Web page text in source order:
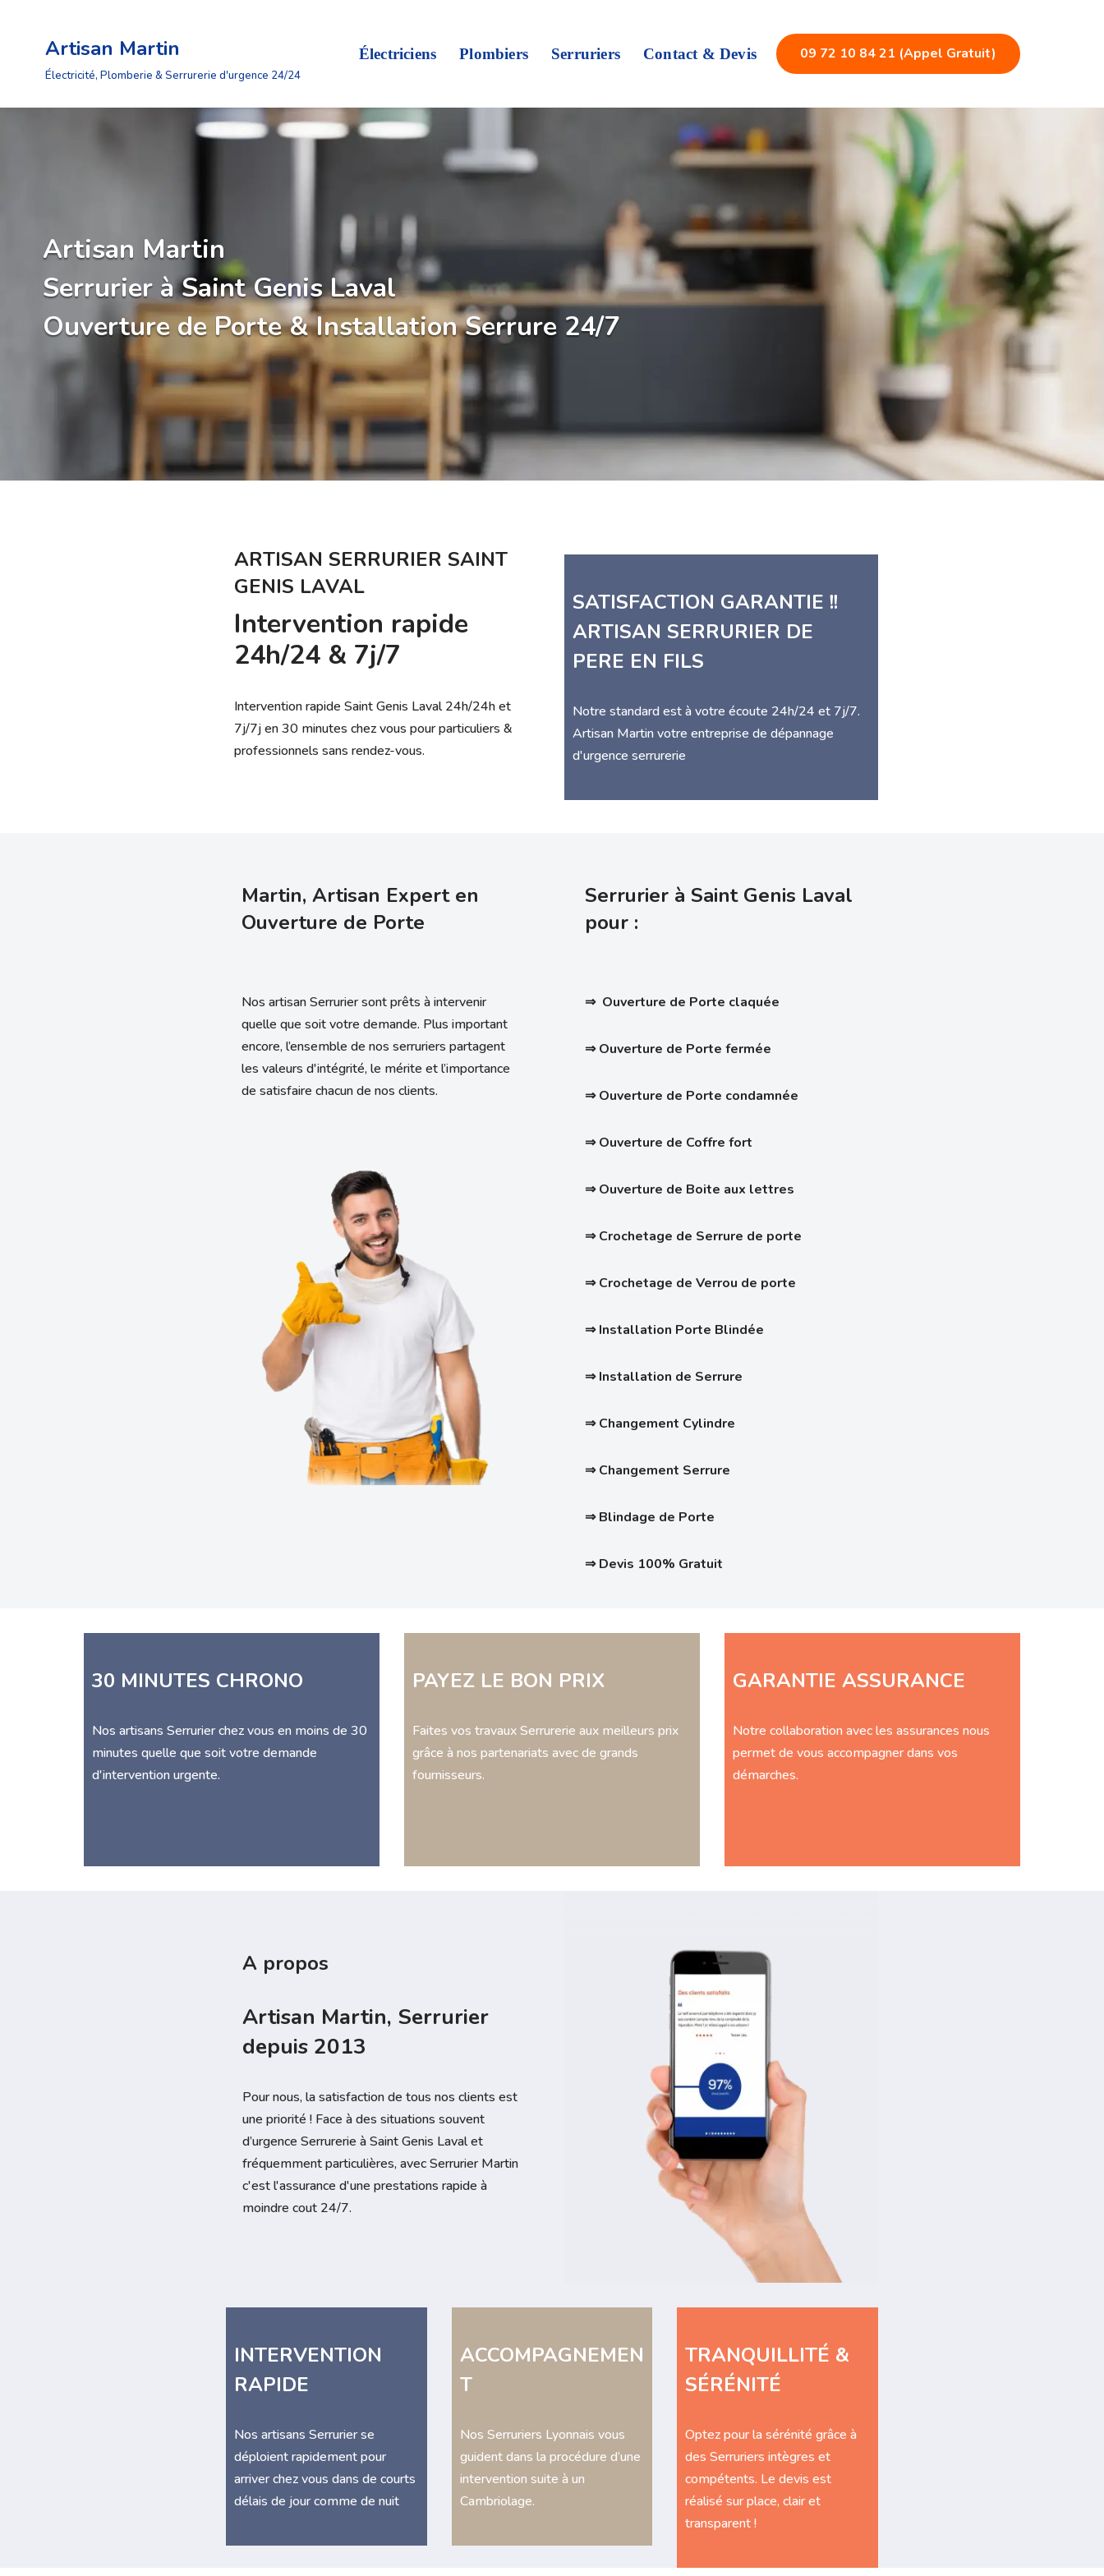
Artisan Martin
Électricité, Plomberie & Serrurerie d'urgence 24/24
Électriciens Plombiers Serruriers Contact & Devis 09 72 10 84 21 (Appel Gratuit)
Artisan Martin
Serrurier à Saint Genis Laval
Ouverture de Porte & Installation Serrure 24/7
ARTISAN SERRURIER SAINT
GENIS LAVAL
Intervention rapide
24h/24 & 7j/7
Intervention rapide Saint Genis Laval 24h/24h et
7j/7j en 30 minutes chez vous pour particuliers &
professionnels sans rendez-vous.
SATISFACTION GARANTIE !!
ARTISAN SERRURIER DE
PERE EN FILS
Notre standard est à votre écoute 24h/24 et 7j/7.
Artisan Martin votre entreprise de dépannage
d'urgence serrurerie
Martin, Artisan Expert en
Ouverture de Porte
Nos artisan Serrurier sont prêts à intervenir
quelle que soit votre demande. Plus important
encore, l’ensemble de nos serruriers partagent
les valeurs d'intégrité, le mérite et l’importance
de satisfaire chacun de nos clients.
Serrurier à Saint Genis Laval
pour :
⇒ Ouverture de Porte claquée
⇒ Ouverture de Porte fermée
⇒ Ouverture de Porte condamnée
⇒ Ouverture de Coffre fort
⇒ Ouverture de Boite aux lettres
⇒ Crochetage de Serrure de porte
⇒Crochetage de Verrou de porte
⇒ Installation Porte Blindée
⇒ Installation de Serrure
⇒ Changement Cylindre
⇒ Changement Serrure
⇒ Blindage de Porte
⇒ Devis 100% Gratuit
30 MINUTES CHRONO
Nos artisans Serrurier chez vous en moins de 30
minutes quelle que soit votre demande
d'intervention urgente.
PAYEZ LE BON PRIX
Faites vos travaux Serrurerie aux meilleurs prix
grâce à nos partenariats avec de grands
fournisseurs.
GARANTIE ASSURANCE
Notre collaboration avec les assurances nous
permet de vous accompagner dans vos
démarches.
A propos
Artisan Martin, Serrurier
depuis 2013
Pour nous, la satisfaction de tous nos clients est
une priorité ! Face à des situations souvent
d’urgence Serrurerie à Saint Genis Laval et
fréquemment particulières, avec Serrurier Martin
c'est l'assurance d'une prestations rapide à
moindre cout 24/7.
INTERVENTION
RAPIDE
Nos artisans Serrurier se
déploient rapidement pour
arriver chez vous dans de courts
délais de jour comme de nuit
ACCOMPAGNEMEN
T
Nos Serruriers Lyonnais vous
guident dans la procédure d’une
intervention suite à un
Cambriolage.
TRANQUILLITÉ &
SÉRÉNITÉ
Optez pour la sérénité grâce à
des Serruriers intègres et
compétents. Le devis est
réalisé sur place, clair et
transparent !